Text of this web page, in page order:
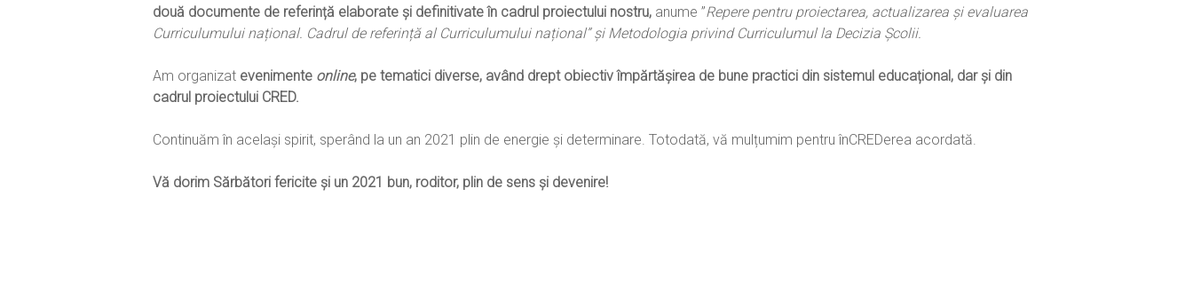
două documente de referință elaborate și definitivate în cadrul proiectului nostru, anume ”Repere pentru proiectarea, actualizarea și evaluarea
Curriculumului național. Cadrul de referință al Curriculumului național” și Metodologia privind Curriculumul la Decizia Școlii.
Am organizat evenimente online, pe tematici diverse, având drept obiectiv împărtășirea de bune practici din sistemul educațional, dar și din
cadrul proiectului CRED.
Continuăm în același spirit, sperând la un an 2021 plin de energie și determinare. Totodată, vă mulțumim pentru înCREDerea acordată.
Vă dorim Sărbători fericite și un 2021 bun, roditor, plin de sens și devenire!